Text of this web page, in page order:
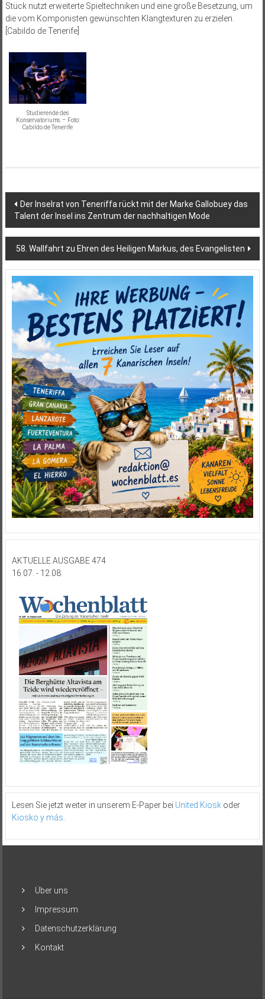
Stück nutzt erweiterte Spieltechniken und eine große Besetzung, um
die vom Komponisten gewünschten Klangtexturen zu erzielen.
[Cabildo de Tenerife]
Studierende des
Konservatoriums. – Foto:
Cabildo de Tenerife
Beitragsnavigation
Der Inselrat von Teneriffa rückt mit der Marke Gallobuey das
Talent der Insel ins Zentrum der nachhaltigen Mode
58. Wallfahrt zu Ehren des Heiligen Markus, des Evangelisten
AKTUELLE AUSGABE 474
16.07. - 12.08.
Lesen Sie jetzt weiter in unserem E-Paper bei United Kioskoder
Kiosko y más
Über uns
Impressum
Datenschutzerklärung
Kontakt